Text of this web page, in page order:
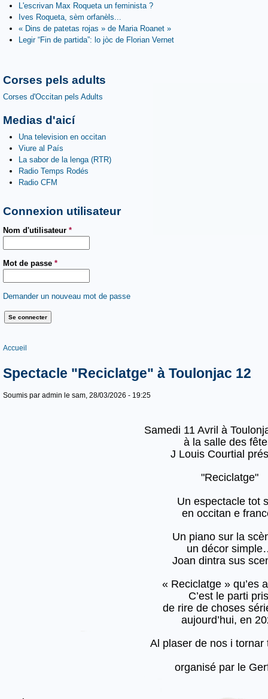
L'escrivan Max Roqueta un feminista ?
Ives Roqueta, sèm orfanèls...
« Dins de patetas rojas » de Maria Roanet »
Legir “Fin de partida”: lo jòc de Florian Vernet
Corses pels adults
Corses d'Occitan pels Adults
Medias d'aicí
Una television en occitan
Viure al País
La sabor de la lenga (RTR)
Radio Temps Rodés
Radio CFM
Connexion utilisateur
Nom d'utilisateur *
Mot de passe *
Demander un nouveau mot de passe
Vous êtes ici
Accueil
Spectacle "Reciclatge" à Toulonjac 12
Soumis par admin le sam, 28/03/2026 - 19:25
Samedi 11 Avril à
à la salle des
J Louis Courtial
"Reciclatge"
Un espectacle tot
en occitan e
Un piano sur la
un décor
Joan dintra sus
« Reciclatge » qu’es
C’est le parti
de rire de choses
aujourd’hui, en
Al plaser de nos i tornar
organisé par le